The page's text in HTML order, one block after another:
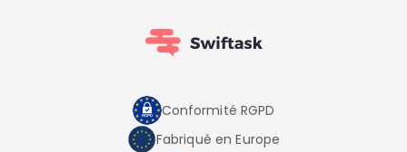
Conformité RGPD
Fabriqué en Europe